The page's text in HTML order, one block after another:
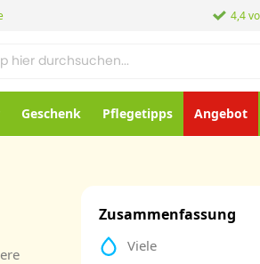
4,4
Geschenk Pflegetipps Angebot
Zusammenfassung
Viele